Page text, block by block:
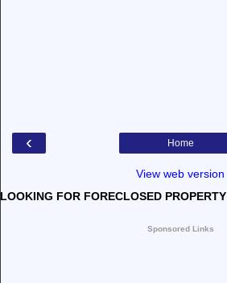
‹ Home
View web version
LOOKING FOR FORECLOSED PROPERTY
Sponsored Links